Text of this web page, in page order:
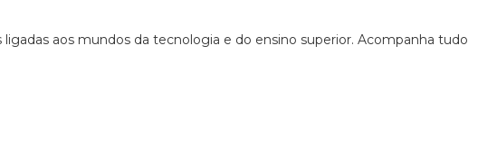
aos mundos da tecnologia e do ensino superior. Acompanha tudo